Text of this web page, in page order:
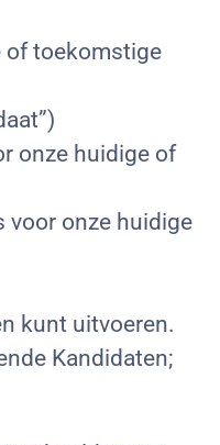
of toekomstige
onze huidige of
voor onze huidige
kunt uitvoeren.
Kandidaten;